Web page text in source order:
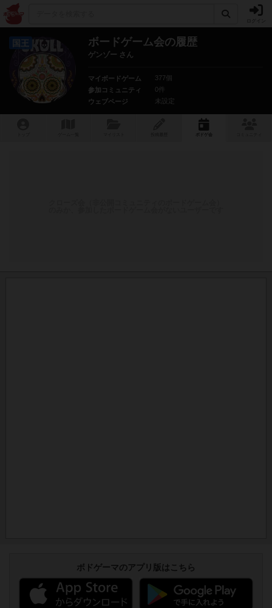
国王 ボードゲーム会の履歴
ゲンゾー さん
マイボードゲーム
377個
参加コミュニティ
0件
ウェブページ
未設定
ボ ドゲ
ボドゲーマのアプリ版はこちら